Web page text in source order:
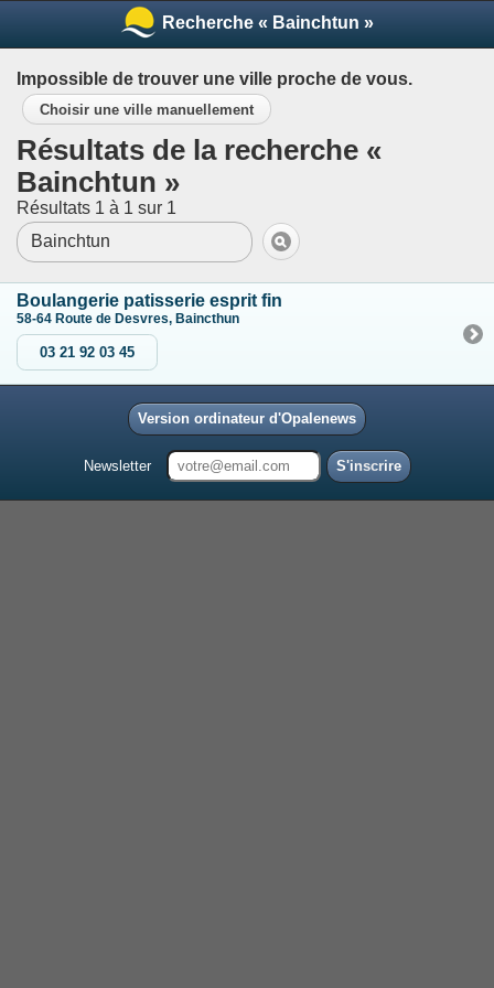
Recherche « Bainchtun »
Impossible de trouver une ville proche de vous.
Choisir une ville manuellement
Résultats de la recherche «
Bainchtun »
Résultats 1 à 1 sur 1
Boulangerie patisserie esprit fin
58-64 Route de Desvres, Baincthun
03 21 92 03 45
Version ordinateur d'Opalenews
Newsletter S'inscrire